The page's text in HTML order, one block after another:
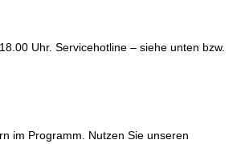
Uhr. Servicehotline – siehe unten bzw.
im Programm. Nutzen Sie unseren